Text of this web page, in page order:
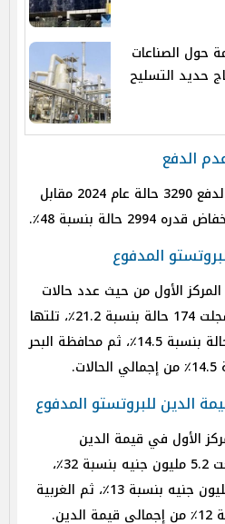
حول الصناعات
حديد التسليح
الدفع
سجلت حالات بروتستو عدم الدفع 3290 حالة عام 2024 مقابل
المدفوع
الأول من حيث عدد حالات
البروتستو المدفوعة حيث سجلت 174 حالة بنسبة 21.2٪، تلتها
محافظة الغربية بعدد 119 حالة بنسبة 14.5٪، ثم محافظة البحر
الدين للبروتستو المدفوع
الأول في قيمة الدين
للبروتستو المدفوع حيث بلغت 5.2 مليون جنيه بنسبة 32٪،
تلتها المنوفية بقيمة 2.1 مليون جنيه بنسبة 13٪، ثم الغربية